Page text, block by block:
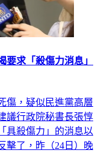
求「殺傷力消息」
傷，疑似民進黨高層
議行政院秘書長張惇
具殺傷力」的消息以
擊了，昨（24日）晚